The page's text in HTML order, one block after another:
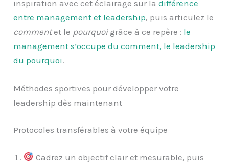
inspiration avec cet éclairage sur ladifférence
entre management et leadership, puis articulez le
commentet le pourquoigrâce à ce repère : le
management s’occupe du comment, le leadership
du pourquoi.
Méthodes sportives pour développer votre
leadership dès maintenant
Protocoles transférables à votre équipe
Cadrez un objectif clair et mesurable, puis